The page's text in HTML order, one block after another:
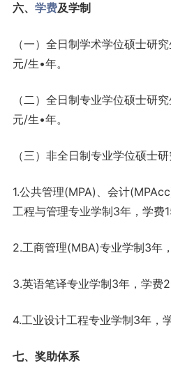
六、 学费及学制
（一）全日制学术学位硕士研
元/生•年。
（二）全日制专业学位硕士研
元/生•年。
（三）非全日制专业学位硕士研
1.公共管理(MPA)、会计
工程与管理专业学制3年，学费
2.工商管理(MBA)专业学制3年
3.英语笔译专业学制3年，学费
4.工业设计工程专业学制3年，
七、奖助体系